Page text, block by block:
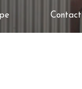
Contact